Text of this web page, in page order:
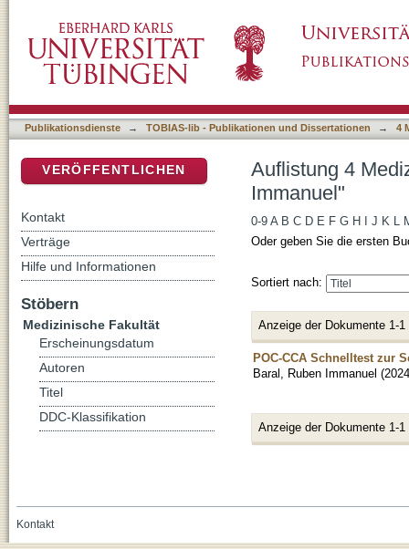
Publikationsdienste → TOBIAS-lib - Publikationen und Dissertationen → 4
Auflistung 4
Immanuel"
0-9 A B C D E F G H J K L
Oder geben Sie die ersten
Sortiert nach:
Anzeige der Dokumente 1-1
POC-CCA Schnelltest zur
Baral, Ruben Immanuel (
Anzeige der Dokumente 1-1
VERÖFFENTLICHEN
Kontakt
Verträge
Hilfe und Informationen
Stöbern
Medizinische Fakultät
Erscheinungsdatum
Autoren
Titel
DDC-Klassifikation
Kontakt